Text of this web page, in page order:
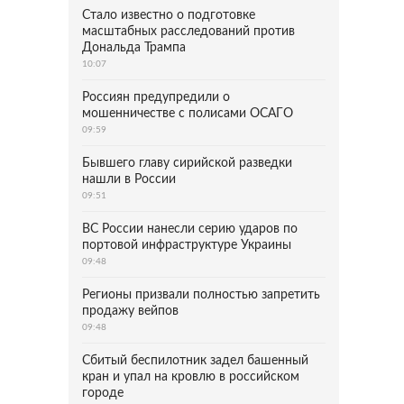
Стало известно о подготовке
масштабных расследований против
Дональда Трампа
10:07
Россиян предупредили о
мошенничестве с полисами ОСАГО
09:59
Бывшего главу сирийской разведки
нашли в России
09:51
ВС России нанесли серию ударов по
портовой инфраструктуре Украины
09:48
Регионы призвали полностью запретить
продажу вейпов
09:48
Сбитый беспилотник задел башенный
кран и упал на кровлю в российском
городе